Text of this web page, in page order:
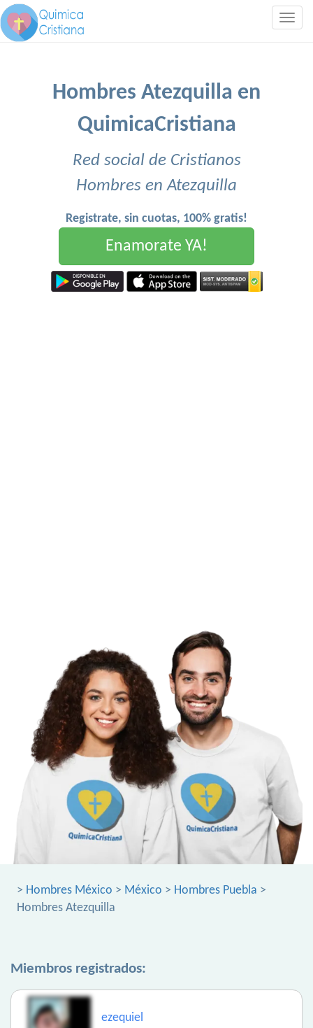
Hombres Atezquilla en
QuimicaCristiana
Red social de Cristianos
Hombres en Atezquilla
Registrate, sin cuotas, 100% gratis!
Enamorate YA!
> Hombres México > México > Hombres Puebla >
Hombres Atezquilla
Miembros registrados:
ezequiel